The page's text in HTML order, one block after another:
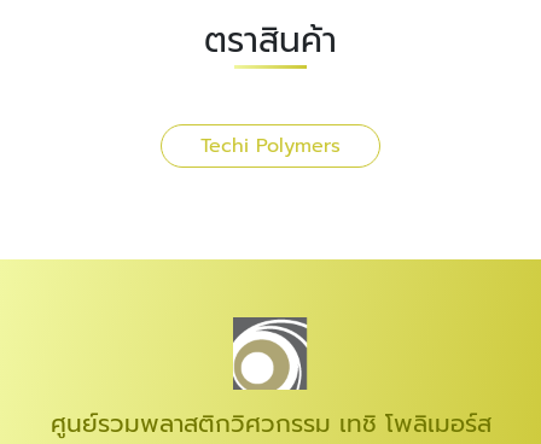
ตราสินค้า
Techi Polymers
ศูนย์รวมพลาสติกวิศวกรรม เทชิ โพลิเมอร์ส